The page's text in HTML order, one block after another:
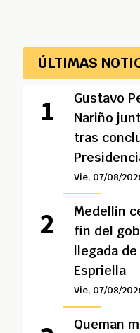
ÚLTIMAS
Gustavo
Nariño
tras
Vie, 07/08/
Medellín
fin del
llegada
Espriella
Vie, 07/08/
Queman